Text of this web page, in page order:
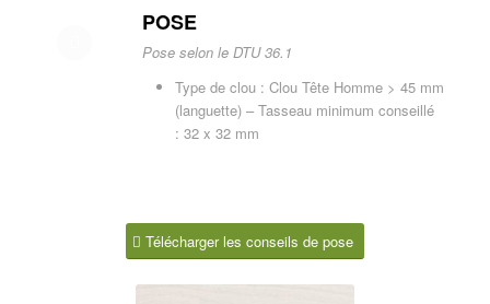
POSE
Pose selon le DTU 36.1
Type de clou : Clou Tête Homme > 45 mm
(languette) – Tasseau minimum conseillé
: 32 x 32 mm
Télécharger les conseils de pose